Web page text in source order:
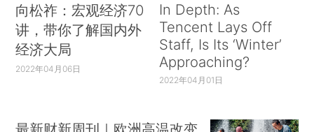
向松祚：宏观经济70
讲，带你了解国内外
经济大局
2022年04月06日
In Depth: As
Tencent Lays Off
Staff, Is Its ‘Winter’
Approaching?
2022年04月01日